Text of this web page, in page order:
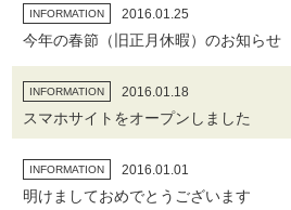
INFORMATION 2016.01.25
今年の春節（旧正月休暇）のお知らせ
INFORMATION 2016.01.18
スマホサイトをオープンしました
INFORMATION 2016.01.01
明けましておめでとうございます